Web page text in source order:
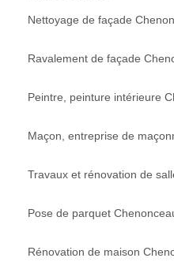
Nettoyage de façade
Ravalement de façade
Peintre, peinture intérieure
Maçon, entreprise de
Travaux et rénovation de
Pose de parquet
Rénovation de maison